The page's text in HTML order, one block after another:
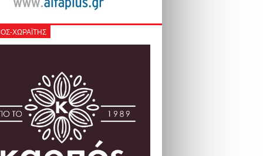
ΧΩΡΑΪΤΗΣ